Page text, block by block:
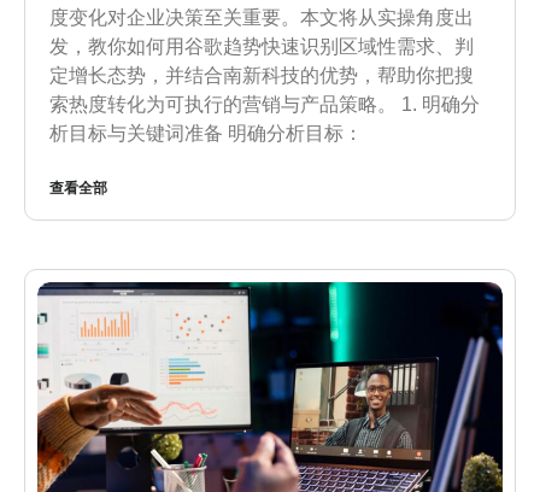
度变化对企业决策至关重要。本文将从实操角度出
发，教你如何用谷歌趋势快速识别区域性需求、判
定增长态势，并结合南新科技的优势，帮助你把搜
索热度转化为可执行的营销与产品策略。 1. 明确分
析目标与关键词准备 明确分析目标：
查看全部